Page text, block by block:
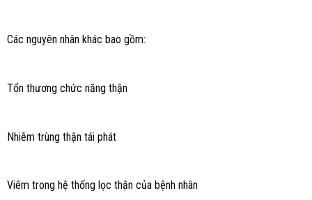
Các nguyên nhân khác bao gồm:
Tổn thương chức năng thận
Nhiễm trùng thận tái phát
Viêm trong hệ thống lọc thận của bệnh nhân